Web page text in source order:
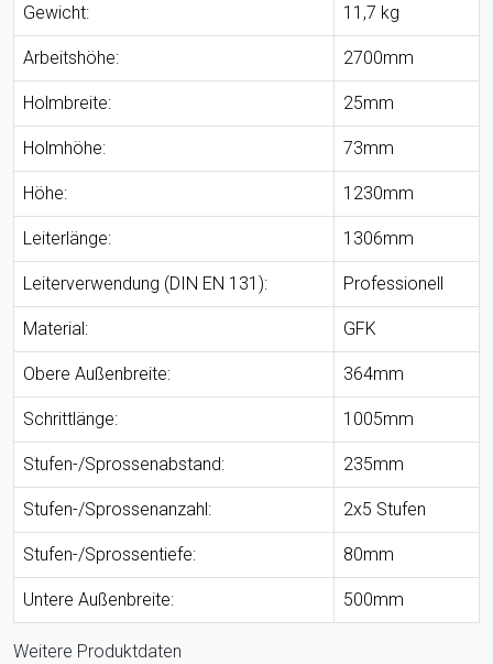
Gewicht: 11,7 kg
Arbeitshöhe: 2700mm
Holmbreite: 25mm
Holmhöhe: 73mm
Höhe: 1230mm
Leiterlänge: 1306mm
Leiterverwendung (DIN EN 131): Professionell
Material: GFK
Obere Außenbreite: 364mm
Schrittlänge: 1005mm
Stufen-/Sprossenabstand: 235mm
Stufen-/Sprossenanzahl: 2x5 Stufen
Stufen-/Sprossentiefe: 80mm
Untere Außenbreite: 500mm
Weitere Produktdaten